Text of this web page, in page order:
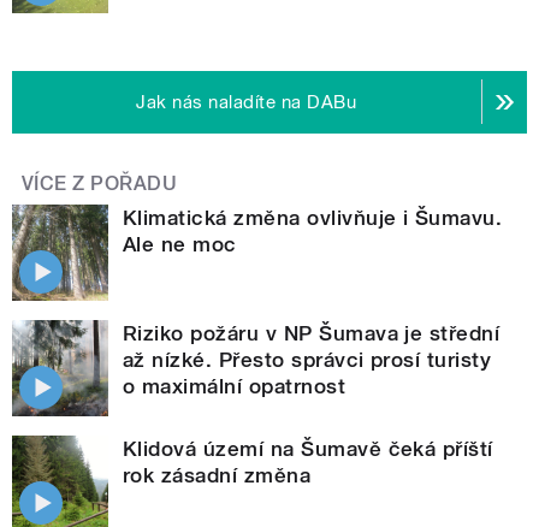
Jak nás naladíte na DABu
VÍCE Z POŘADU
Klimatická změna ovlivňuje i Šumavu.
Ale ne moc
Riziko požáru v NP Šumava je střední
až nízké. Přesto správci prosí turisty
o maximální opatrnost
Klidová území na Šumavě čeká příští
rok zásadní změna